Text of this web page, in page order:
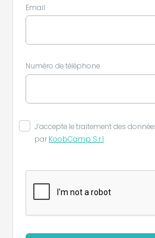
Email
Numéro de téléphone
J’accepte le traitement des
par KoobCamp S.r.l